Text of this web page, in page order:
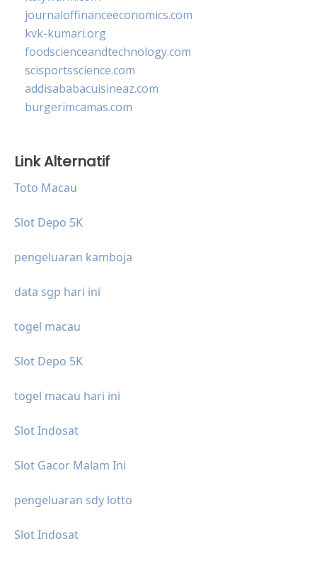
journaloffinanceeconomics.com
kvk-kumari.org
foodscienceandtechnology.com
scisportsscience.com
addisababacuisineaz.com
burgerimcamas.com
Link Alternatif
Toto Macau
Slot Depo 5K
pengeluaran kamboja
data sgp hari ini
togel macau
Slot Depo 5K
togel macau hari ini
Slot Indosat
Slot Gacor Malam Ini
pengeluaran sdy lotto
Slot Indosat